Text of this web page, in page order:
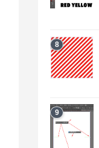
8
9